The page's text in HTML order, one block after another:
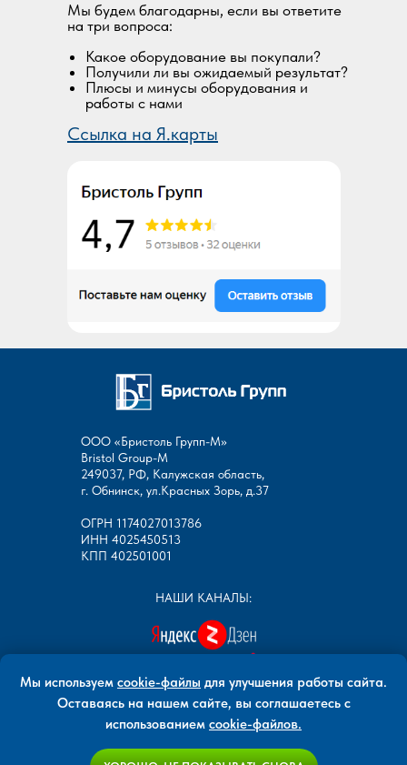
Мы будем благодарны, если вы ответите
на три вопроса:
Какое оборудование вы покупали?
Получили ли вы ожидаемый результат?
Плюсы и минусы оборудования и
работы с нами
Ссылка на Я.карты
ООО «Бристоль Групп-М»
Bristol Group-М
249037, РФ, Калужская область,
г. Обнинск, ул.Красных Зорь, д.37
ОГРН 1174027013786
ИНН 4025450513
КПП 402501001
Все права защищены
НАШИ КАНАЛЫ:
Мы используем cookie-файлы для улучшения работы сайта.
Оставаясь на нашем сайте, вы соглашаетесь с
использованием cookie-файлов.